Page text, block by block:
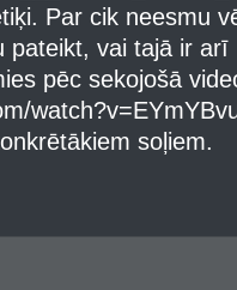
Par cik neesmu
pateikt, vai tajā ir
pēc sekojošā
soļiem.